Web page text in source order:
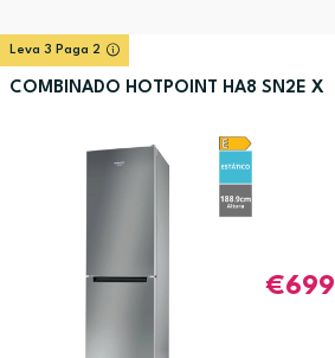
Leva 3 Paga 2
COMBINADO HOTPOINT HA8 SN2E X
699